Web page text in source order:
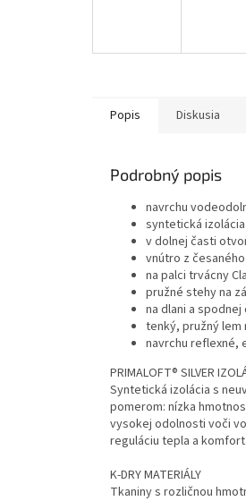
Popis Diskusia
Podrobný popis
navrchu
syntetická
v dolnej časti
vnútro z
na palci trvácny
pružné stehy na
na dlani a
tenký, pružný lem
navrchu reflexné,
PRIMALOFT® SILVER
Syntetická izolácia s
pomerom: nízka
vysokej odolnosti voči
reguláciu tepla a
K-DRY MATERIÁLY
Tkaniny s rozličnou